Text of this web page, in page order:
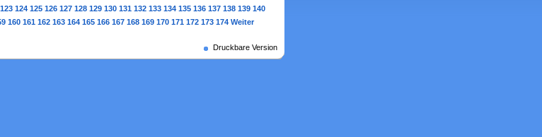
123 124 125 126 127 128 129 130 131 132 133 134 135 136 137 138 139 140
160 161 162 163 164 165 166 167 168 169 170 171 172 173 174 Weiter
Druckbare Version